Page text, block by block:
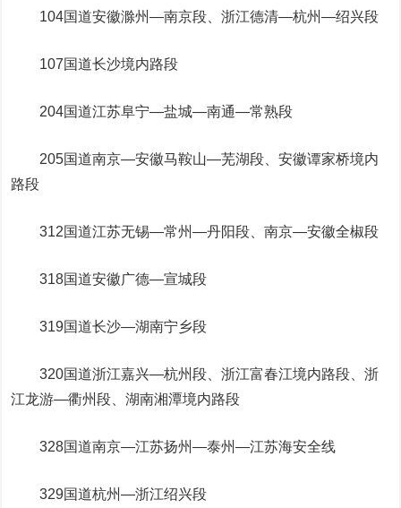
104国道安徽滁州—南京段、浙江德清—杭州—绍兴段
107国道长沙境内路段
204国道江苏阜宁—盐城—南通—常熟段
205国道南京—安徽马鞍山—芜湖段、安徽谭家桥境内
路段
312国道江苏无锡—常州—丹阳段、南京—安徽全椒段
318国道安徽广德—宣城段
319国道长沙—湖南宁乡段
320国道浙江嘉兴—杭州段、浙江富春江境内路段、浙
江龙游—衢州段、湖南湘潭境内路段
328国道南京—江苏扬州—泰州—江苏海安全线
329国道杭州—浙江绍兴段